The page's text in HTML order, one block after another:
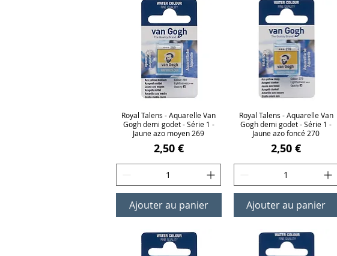
Aperçu rapide
Royal Talens - Aquarelle Van
Gogh demi godet - Série 1 -
Jaune azo moyen 269
Prix
2,50 €
Ajouter au panier
Aperçu rapide
Royal Talens - Aquarelle Van
Gogh demi godet - Série 1 -
Jaune azo foncé 270
Prix
2,50 €
Ajouter au panier